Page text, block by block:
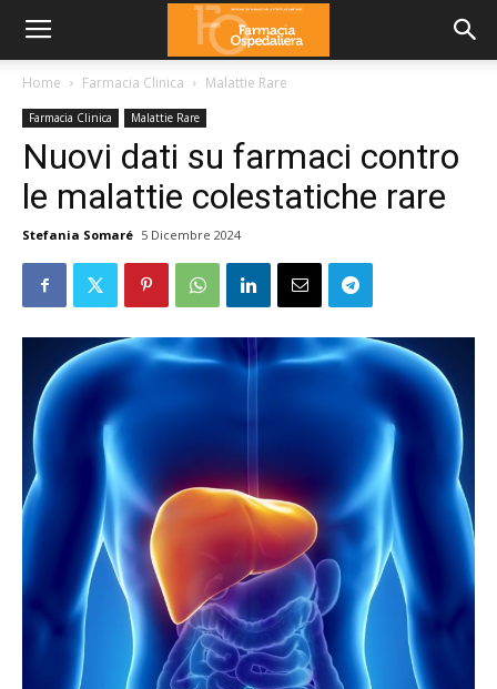
Home Farmacia Clinica Malattie Rare
Farmacia Clinica Malattie Rare
Nuovi dati su farmaci contro
le malattie colestatiche rare
Stefania Somaré 5 Dicembre 2024